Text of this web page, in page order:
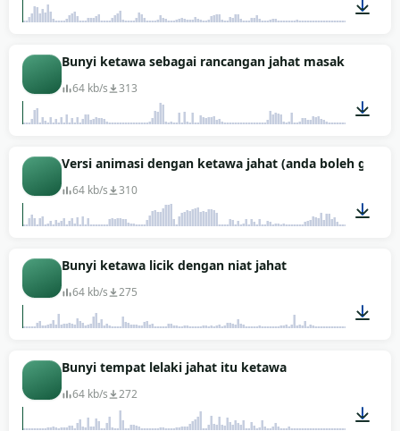
00:03
Bunyi ketawa sebagai rancangan jahat masak
64 kb/s 313
00:09
Versi animasi dengan ketawa jahat (anda boleh
64 kb/s 310
Bunyi ketawa licik dengan niat jahat
64 kb/s 275
Bunyi tempat lelaki jahat itu ketawa
64 kb/s 272